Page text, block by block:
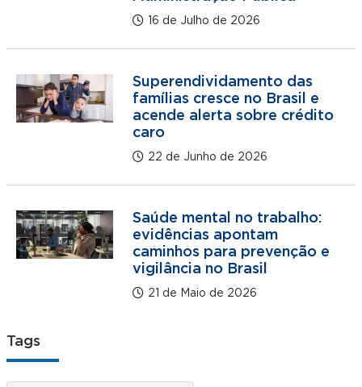
16 de Julho de 2026
Superendividamento das
famílias cresce no Brasil e
acende alerta sobre crédito
caro
22 de Junho de 2026
Saúde mental no trabalho:
evidências apontam
caminhos para prevenção e
vigilância no Brasil
21 de Maio de 2026
Tags